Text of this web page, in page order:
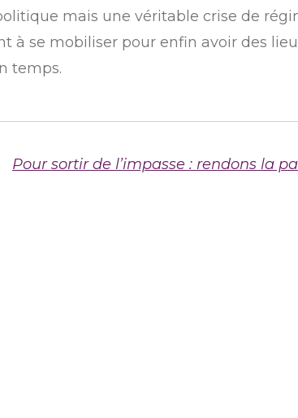
mais une véritable crise de
à se mobiliser pour enfin avoir des
temps.